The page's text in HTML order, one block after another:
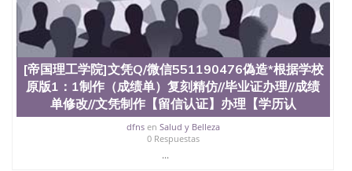
[帝国理工学院]文凭Q/微信551190476偽造*根据学校
原版1：1制作（成绩单）复刻精仿//毕业证办理//成绩
单修改//文凭制作【留信认证】办理【学历认
dfnsen Salud y Belleza
0 Respuestas
...